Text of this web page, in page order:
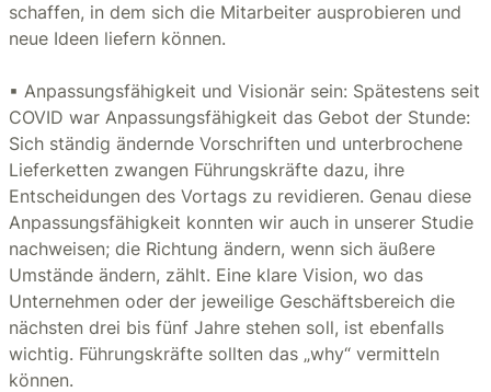
schaffen, in dem sich die Mitarbeiter ausprobieren und
neue Ideen liefern können.
▪ Anpassungsfähigkeit und Visionär sein: Spätestens seit
COVID war Anpassungsfähigkeit das Gebot der Stunde:
Sich ständig ändernde Vorschriften und unterbrochene
Lieferketten zwangen Führungskräfte dazu, ihre
Entscheidungen des Vortags zu revidieren. Genau diese
Anpassungsfähigkeit konnten wir auch in unserer Studie
nachweisen; die Richtung ändern, wenn sich äußere
Umstände ändern, zählt. Eine klare Vision, wo das
Unternehmen oder der jeweilige Geschäftsbereich die
nächsten drei bis fünf Jahre stehen soll, ist ebenfalls
wichtig. Führungskräfte sollten das „why“ vermitteln
können.